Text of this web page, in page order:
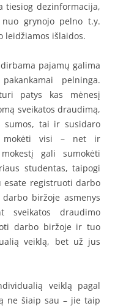
tiesiog dezinformacija,
grynojo pelno t.y.
leidžiamos išlaidos.
pajamų galima
pelninga.
patys kas mėnesį
sveikatos draudimą,
sumos, tai ir susidaro
mokėti visi – net ir
gali sumokėti
studentas, taipogi
esate registruoti darbo
biržoje asmenys
sveikatos draudimo
darbo biržoje ir tuo
veiklą, bet už jus
veiklą pagal
ne šiaip sau – jie taip